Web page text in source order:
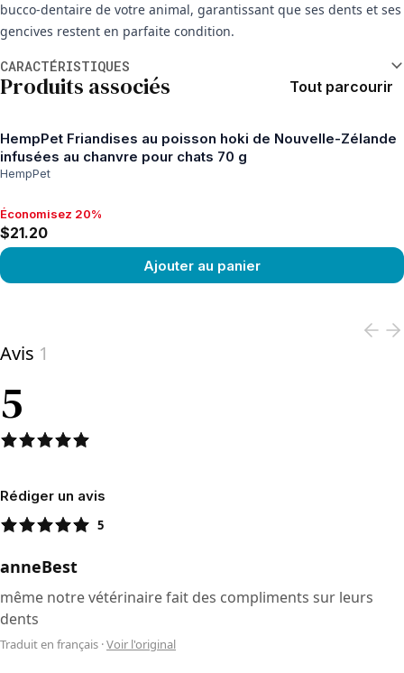
bucco-dentaire de votre animal, garantissant que ses dents et ses
gencives restent en parfaite condition.
CARACTÉRISTIQUES
Produits associés Tout parcourir
HempPet Friandises au poisson hoki de Nouvelle-Zélande
infusées au chanvre pour chats 70 g
HempPet
Économisez 20%, $21.20
Économisez 20%
$21.20
Ajouter au panier
Avis 1
5
Rédiger un avis
5
anneBest
même notre vétérinaire fait des compliments sur leurs
dents
Traduit en français ·Voir l'original